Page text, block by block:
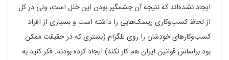
ایجاد نشده‌اند که نتیجه آن چشمگیر بودن این خلل است، ولی در کل
از لحاظ کسب‌وکاری ریسک‌هایی را داشته است و بسیاری از افراد
کسب‌وکار‌های خودشان را روی تلگرام (بستری که در حقیقت ممکن
بود براساس قوانین ایران هم کار نکند) ایجاد کرده بودند. فکر کنید به